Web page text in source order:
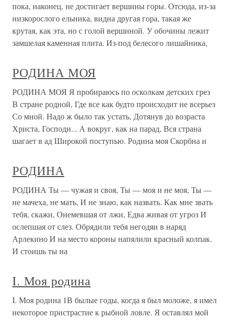
пока, наконец, не достигает вершины горы. Отсюда, из-за
низкорослого ельника, видна другая гора, такая же
крутая, как эта, но с голой вершиной. У обочины лежит
замшелая каменная плита. Из-под белесого лишайника,
РОДИНА МОЯ
РОДИНА МОЯ Я пробираюсь по осколкам детских грез
В стране родной, Где все как будто происходит не всерьез
Со мной. Надо ж было так устать, Дотянув до возраста
Христа, Господи... А вокруг, как на парад, Вся страна
шагает в ад Широкой поступью. Родина моя Скорбна и
РОДИНА
РОДИНА Ты — чужая и своя, Ты — моя и не моя, Ты —
не мачеха, не мать, И не знаю, как назвать. Как мне звать
тебя, скажи, Онемевшая от лжи, Едва живая от угроз И
ослепшая от слез. Обрядили тебя негодяи в наряд
Арлекино И на место короны напялили красный колпак.
И стоишь ты на
I. Моя родина
I. Моя родина 1В былые годы, когда я был моложе, я имел
некоторое пристрастие к рыбной ловле. Я оставлял мой